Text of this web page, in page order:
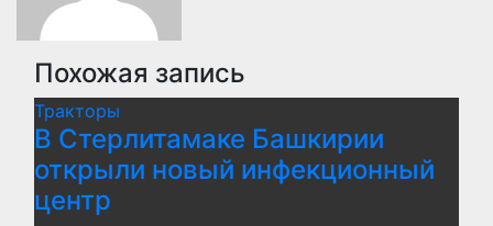
Похожая запись
Тракторы
В Стерлитамаке Башкирии
открыли новый инфекционный
центр